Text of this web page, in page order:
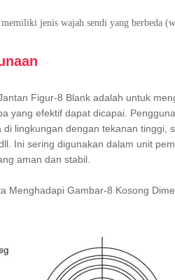
jenis wajah sendi yang berbeda
Figur-8 Blank adalah untuk
yang efektif dapat dicapai.
lingkungan dengan tekanan
Ini sering digunakan dalam unit
aman dan stabil.
Menghadapi Gambar-8 Kosong